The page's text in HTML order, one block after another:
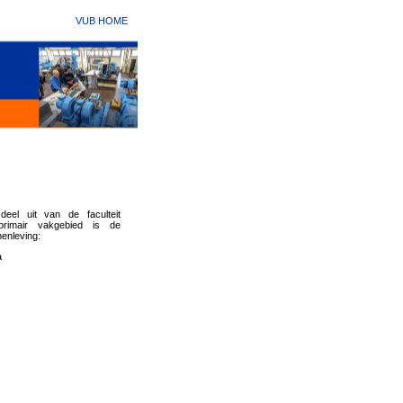
VUB HOME
uit van de faculteit
vakgebied is de